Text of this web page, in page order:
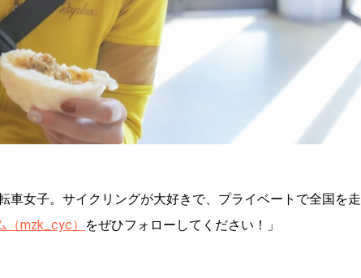
車女子。サイクリングが大好きで、プライベートで全国を走
mzk_cyc）
をぜひフォローしてください！」